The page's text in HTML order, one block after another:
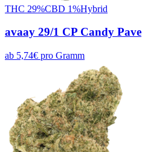
THC 29%CBD 1%Hybrid
avaay 29/1 CP Candy Pave
ab 5,74€ pro Gramm